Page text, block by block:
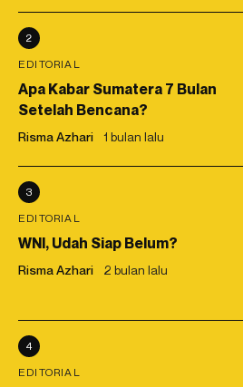
2
EDITORIAL
Apa Kabar Sumatera 7 Bulan
Setelah Bencana?
Risma Azhari 1 bulan lalu
3
EDITORIAL
WNI, Udah Siap Belum?
Risma Azhari 2 bulan lalu
4
EDITORIAL